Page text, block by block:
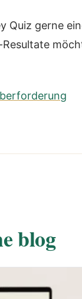
Quiz gerne
blog